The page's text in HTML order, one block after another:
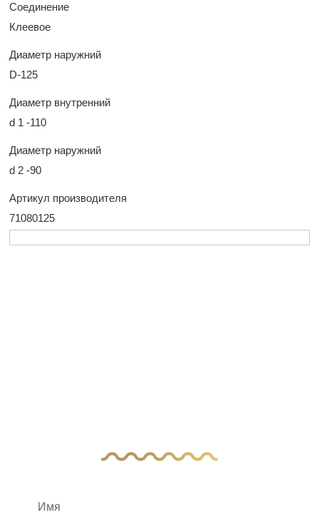
Соединение
Клеевое
Диаметр наружний
D-125
Диаметр внутренний
d 1 -110
Диаметр наружний
d 2 -90
Артикул производителя
71080125